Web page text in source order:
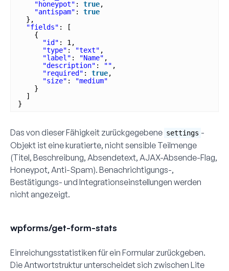
"honeypot" : true,
"antispam" : true
},
"fields" : [
{
"id" : 1,
"type" : "text" ,
"label" : "Name" ,
"description" : "" ,
"required" : true,
"size" :
"medium"
}
]
}
Das von dieser Fähigkeit zurückgegebene settings -
Objekt ist eine kuratierte, nicht sensible Teilmenge
(Titel, Beschreibung, Absendetext, AJAX-Absende-Flag,
Honeypot, Anti-Spam). Benachrichtigungs-,
Bestätigungs- und Integrationseinstellungen werden
nicht angezeigt.
wpforms/get-form-stats
Einreichungsstatistiken für ein Formular zurückgeben.
Die Antwortstruktur unterscheidet sich zwischen Lite